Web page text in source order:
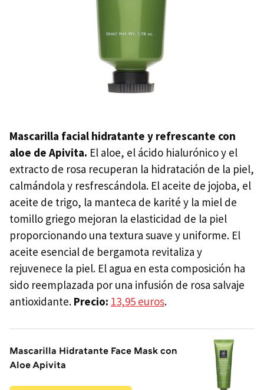
Mascarilla facial hidratante y refrescante con
aloe de Apivita. El aloe, el ácido hialurónico y el
extracto de rosa recuperan la hidratación de la piel,
calmándola y resfrescándola. El aceite de jojoba, el
aceite de trigo, la manteca de karité y la miel de
tomillo griego mejoran la elasticidad de la piel
proporcionando una textura suave y uniforme. El
aceite esencial de bergamota revitaliza y
rejuvenece la piel. El agua en esta composición ha
sido reemplazada por una infusión de rosa salvaje
antioxidante. Precio: 13,95 euros.
Mascarilla Hidratante Face Mask con
Aloe Apivita